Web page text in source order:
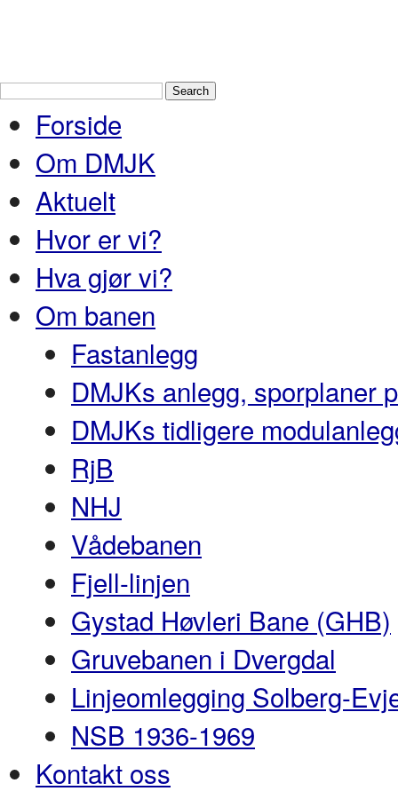
Forside
Om DMJK
Aktuelt
Hvor er vi?
Hva gjør vi?
Om banen
Fastanlegg
DMJKs anlegg, sporplaner
DMJKs tidligere
RjB
NHJ
Vådebanen
Fjell-linjen
Gystad Høvleri Bane (GHB)
Gruvebanen i Dvergdal
Linjeomlegging Solberg-
NSB 1936-1969
Kontakt oss